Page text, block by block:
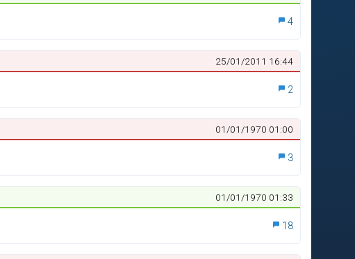
4
25/01/2011 16:44
2
01/01/1970 01:00
3
01/01/1970 01:33
18